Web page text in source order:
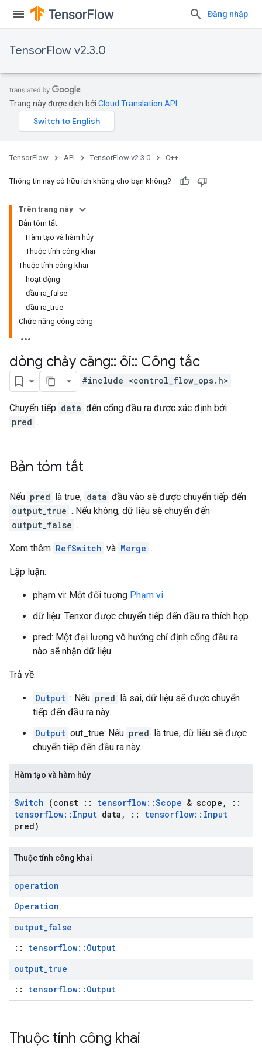
Đăng nhập
TensorFlow v2.3.0
Trang này được dịch bởi Cloud Translation API
TensorFlow API TensorFlow v2.3.0 C++
Thông tin này có hữu ích không cho bạn không?
Trên trang này
Bản tóm tắt
Hàm tạo và hàm hủy
Thuộc tính công khai
Thuộc tính công khai
hoạt động
đầu ra_false
đầu ra_true
Chức năng công cộng
dòng chảy căng:: ôi:: Công tắc
#include <control_flow_ops.h>
Chuyển tiếp data đến cổng đầu ra được xác định bởi
pred .
Bản tóm tắt
Nếu pred là true, data đầu vào sẽ được chuyển tiếp đến
output_true . Nếu không, dữ liệu sẽ chuyển đến
output_false .
Xem thêm RefSwitch và Merge .
Lập luận:
phạm vi: Một đối tượng Phạm vi
dữ liệu: Tenxor được chuyển tiếp đến đầu ra thích hợp.
pred: Một đại lượng vô hướng chỉ định cổng đầu ra
nào sẽ nhận dữ liệu.
Trả về:
Output : Nếu pred là sai, dữ liệu sẽ được chuyển
tiếp đến đầu ra này.
Output out_true: Nếu pred là true, dữ liệu sẽ được
chuyển tiếp đến đầu ra này.
Hàm tạo và hàm hủy
Switch (const :: tensorflow::Scope & scope ,
::
tensorflow:: Input data , :: tensorflow:: Input
pred)
Thuộc tính công khai
operation
Operation
output_false
:: tensorflow::Output
output_true
:: tensorflow::Output
Thuộc tính công khai